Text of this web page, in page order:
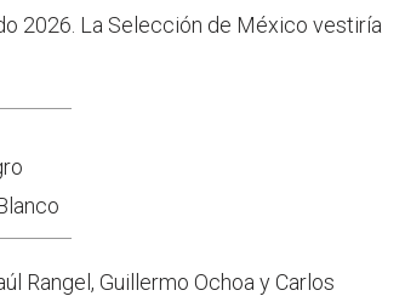
2026. La Selección de México vestiría
Rangel, Guillermo Ochoa y Carlos